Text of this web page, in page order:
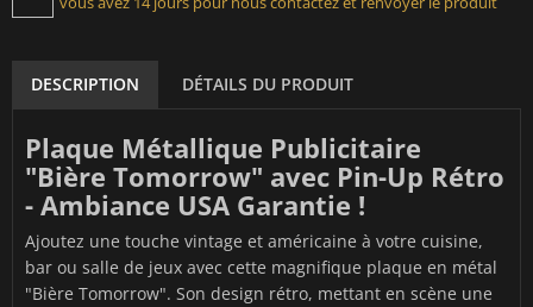
DESCRIPTION DÉTAILS DU PRODUIT
Plaque Métallique Publicitaire
"Bière Tomorrow" avec Pin-Up Rétro
- Ambiance USA Garantie !
Ajoutez une touche vintage et américaine à votre cuisine,
bar ou salle de jeux avec cette magnifique plaque en métal
"Bière Tomorrow". Son design rétro, mettant en scène une